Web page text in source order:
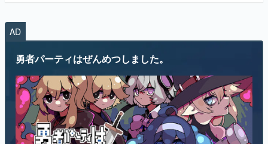
AD
勇者パーティはぜんめつしました。